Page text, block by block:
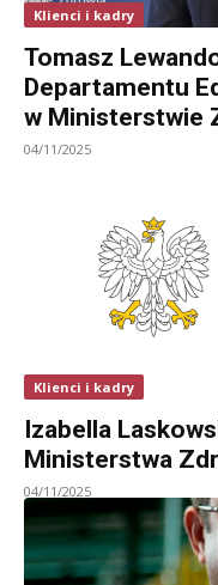
Klienci i kadry
Tomasz
Departamentu
w Ministerstwie
04/11/2025
Klienci i kadry
Izabella
Ministerstwa
04/11/2025